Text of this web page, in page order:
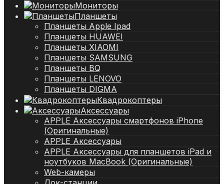
Мониторы
Планшеты
Планшеты Apple Ipad
Планшеты HUAWEI
Планшеты XIAOMI
Планшеты SAMSUNG
Планшеты BQ
Планшеты LENOVO
Планшеты DIGMA
Квадрокоптеры
Аксессуары
APPLE Аксессуары смартфонов iPhone
(Оригинальные)
APPLE Аксессуары
APPLE Аксессуары для планшетов iPad и
ноутбуков MacBook (Оригинальные)
Web-камеры